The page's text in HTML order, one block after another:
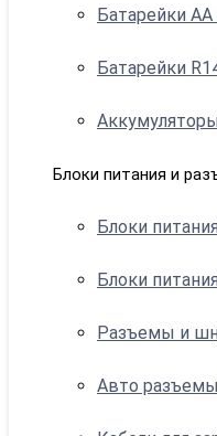
Батарейки
Батарейки
Блоки питания и
Блоки
Блоки
Разъемы и
Авто